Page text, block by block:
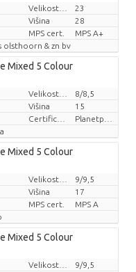
Mixed 5 Colour
8/8,5
Višina
15
Mixed 5 Colour
9/9,5
Višina
17
MPS cert.
MPS A
Mixed 5 Colour
9/9,5
23
Višina
28
MPS cert.
MPS A+
olsthoorn & zn bv